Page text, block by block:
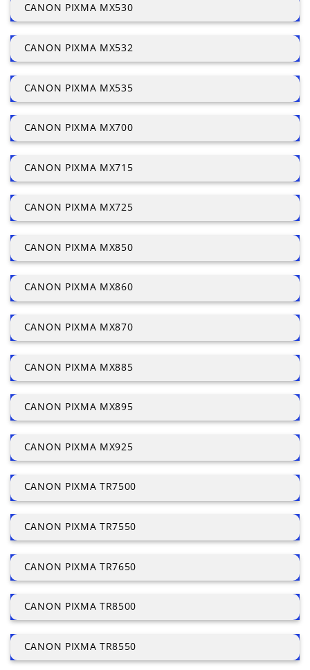
CANON PIXMA MX530
CANON PIXMA MX532
CANON PIXMA MX535
CANON PIXMA MX700
CANON PIXMA MX715
CANON PIXMA MX725
CANON PIXMA MX850
CANON PIXMA MX860
CANON PIXMA MX870
CANON PIXMA MX885
CANON PIXMA MX895
CANON PIXMA MX925
CANON PIXMA TR7500
CANON PIXMA TR7550
CANON PIXMA TR7650
CANON PIXMA TR8500
CANON PIXMA TR8550